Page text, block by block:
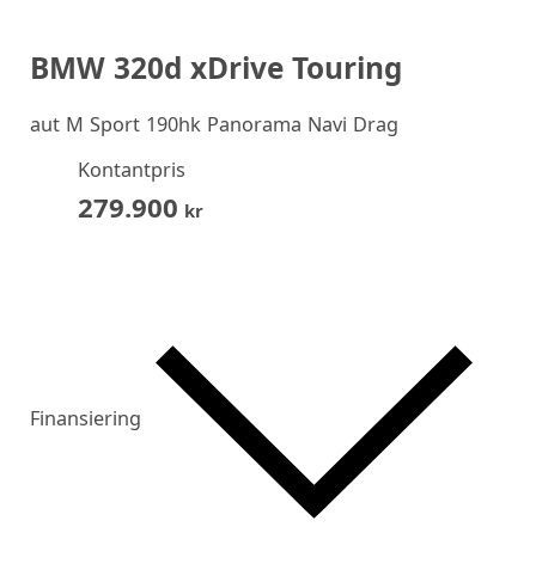
BMW 320d xDrive Touring
aut M Sport 190hk Panorama Navi Drag
Kontantpris
279.900 kr
Finansiering